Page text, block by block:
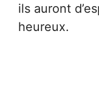
ils auront
heureux.